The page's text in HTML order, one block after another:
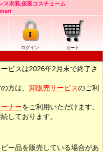
ス衣装,仮装コスチューム
ログイン カート
ビスは2026年2月末で終了さ
方は、 卸販売サービスのご利
ナーをご利用いただけます。
しております。
ー品を販売している場合があ